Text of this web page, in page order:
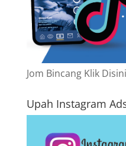
Jom Bincang Klik Disini
Upah Instagram